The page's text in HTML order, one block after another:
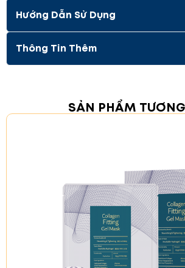
Công Dụng
thiết cho da, giúp da mềm mại
Làm sáng và cải thiện nếp
phần như Niacinamide và
phẩm giúp cải thiện độ sáng
các nếp nhăn trên da, da đều
chắc hơn.
Hướng Dẫn Sử Dụng
Thông Tin Thêm
SẢN PHẨM